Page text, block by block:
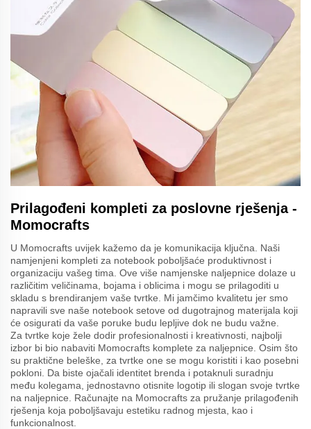
Prilagođeni kompleti za poslovne rješenja -
Momocrafts
U Momocrafts uvijek kažemo da je komunikacija ključna. Naši
namjenjeni kompleti za notebook poboljšaće produktivnost i
organizaciju vašeg tima. Ove više namjenske naljepnice dolaze u
različitim veličinama, bojama i oblicima i mogu se prilagoditi u
skladu s brendiranjem vaše tvrtke. Mi jamčimo kvalitetu jer smo
napravili sve naše notebook setove od dugotrajnog materijala koji
će osigurati da vaše poruke budu lepljive dok ne budu važne.
Za tvrtke koje žele dodir profesionalnosti i kreativnosti, najbolji
izbor bi bio nabaviti Momocrafts komplete za naljepnice. Osim što
su praktične beleške, za tvrtke one se mogu koristiti i kao posebni
pokloni. Da biste ojačali identitet brenda i potaknuli suradnju
među kolegama, jednostavno otisnite logotip ili slogan svoje tvrtke
na naljepnice. Računajte na Momocrafts za pružanje prilagođenih
rješenja koja poboljšavaju estetiku radnog mjesta, kao i
funkcionalnost.